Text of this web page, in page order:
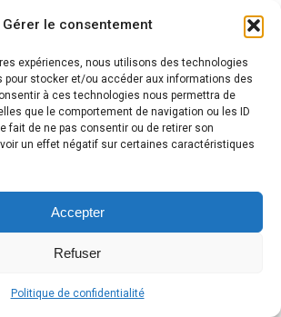
Gérer le consentement
expériences, nous utilisons des technologies
pour stocker et/ou accéder aux informations des
à ces technologies nous permettra de
que le comportement de navigation ou les ID
fait de ne pas consentir ou de retirer son
un effet négatif sur certaines caractéristiques
Accepter
Refuser
Politique de confidentialité
la danse, la musique. Je voulais devenir
je me suis foulé la cheville. Alors que je voulais
sur la scène, les médecins m’ont
pas question. Il fallait prendre du repos.
pas question. J’ai commencer à aborder la
ses portes. Grâce à D.ieu, je me suis
l’on me proposait dans la mystique
profondeur, plus de vérité.
là que vous avez connu le mouvement